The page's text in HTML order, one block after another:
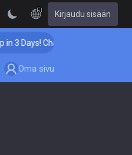
FI Kirjaudu sisään
Challenger Coaching
Oma sivu